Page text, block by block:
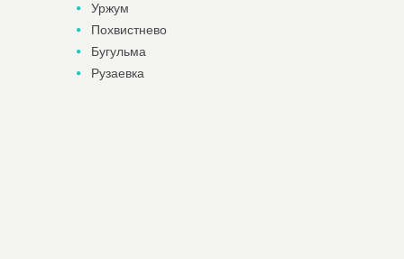
Уржум
Похвистнево
Бугульма
Рузаевка